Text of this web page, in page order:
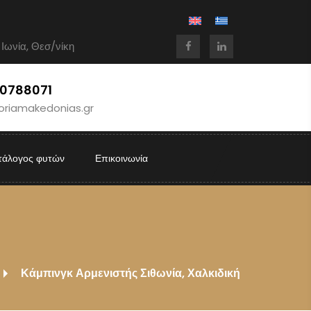
Θεσ/νίκη
φυτών Επικοινωνία
Κάμπινγκ Αρμενιστής Σιθωνία, Χαλκιδική